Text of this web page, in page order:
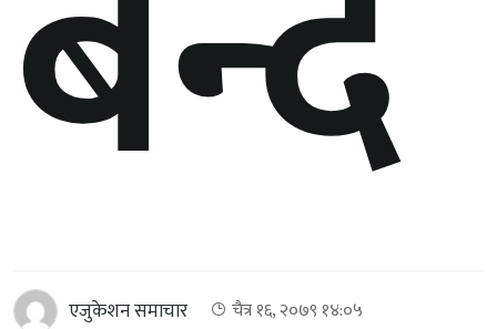
एजुकेशन समाचार चैत्र १६, २०७९ १४:०५